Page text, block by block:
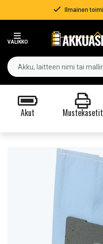
Ilmainen
VALIKKO
Akut Mustekasetit